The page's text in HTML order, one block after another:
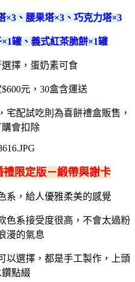
×3、腰果塔×3、巧克力塔×3
罐、義式紅茶脆餅×1罐
擇，蛋奶素可食
元，30盒含運送
宅配試吃則為喜餅禮盒販售，
會扣除
限定版－緞帶與謝卡
系，給人優雅柔美的感覺
色系接受度很高，不會太過粉
漫的氣息
以選擇，都是手工製作，上頭
點綴